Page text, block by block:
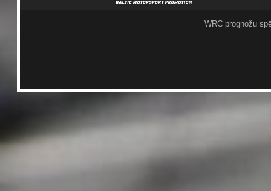
WRC prognožu